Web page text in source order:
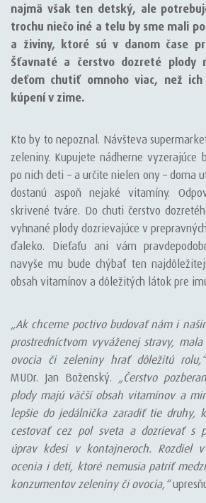
najmä však ten detský, ale
trochu niečo iné a telu by sme mali
a živiny, ktoré sú v danom čase
Šťavnaté a čerstvo dozreté plody
deťom chutiť omnoho viac, než ich
kúpení v zime.
Kto by to nepoznal. Návšteva
zeleniny. Kupujete nádherne vyzerajúce
po nich deti – a určite nielen ony – doma
dostanú aspoň nejaké vitamíny.
skrivené tváre. Do chuti čerstvo
vyhnané plody dozrievajúce v
ďaleko. Dieťaťu ani vám
navyše mu bude chýbať ten
obsah vitamínov a dôležitých látok pre
„Ak chceme poctivo budovať nám i
prostredníctvom vyváženej stravy,
ovocia či zeleniny hrať dôležitú rolu,“
MUDr. Jan Boženský.
„Čerstvo
plody majú väčší obsah vitamínov a
lepšie do jedálnička zaradiť tie druhy,
cestovať cez pol sveta a dozrievať s
úprav kdesi v kontajneroch. Rozdiel
ocenia i deti, ktoré nemusia patriť
konzumentov zeleniny či ovocia,“